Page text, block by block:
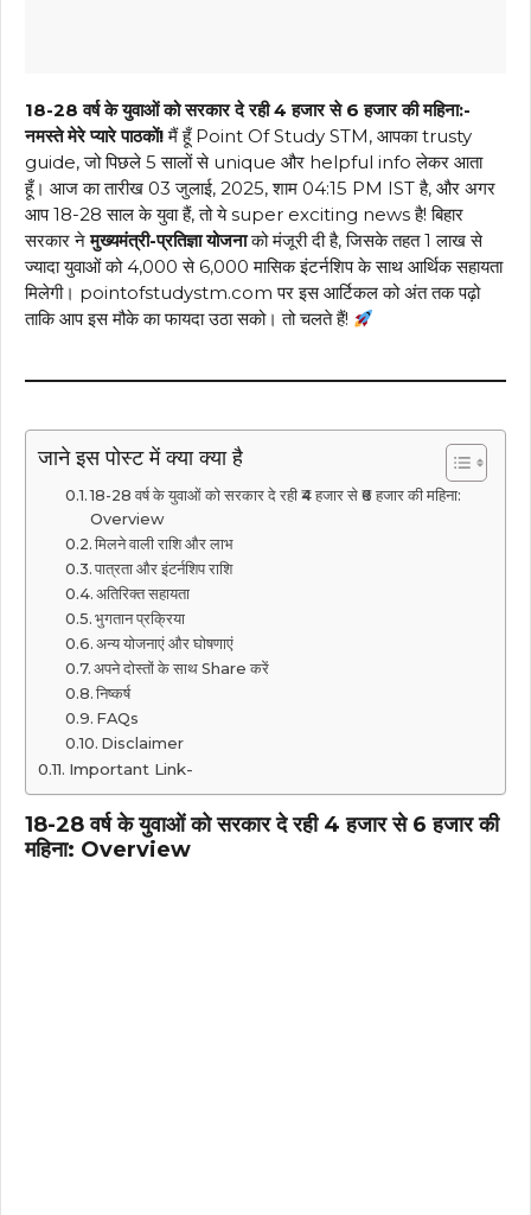
18-28 वर्ष के युवाओं को सरकार दे रही ₹4 हजार से ₹6 हजार की महिना:-
नमस्ते मेरे प्यारे पाठकों!मैं हूँ Point Of Study STM, आपका trusty
guide, जो पिछले 5 सालों से unique और helpful info लेकर आता
हूँ। आज का तारीख 03 जुलाई, 2025, शाम 04:15 PM IST है, और अगर
आप 18-28 साल के युवा हैं, तो ये super exciting news है! बिहार
सरकार नेमुख्यमंत्री-प्रतिज्ञा योजनाको मंजूरी दी है, जिसके तहत 1 लाख से
ज्यादा युवाओं को ₹4,000 से ₹6,000 मासिक इंटर्नशिप के साथ आर्थिक सहायता
मिलेगी। pointofstudystm.com पर इस आर्टिकल को अंत तक पढ़ो
ताकि आप इस मौके का फायदा उठा सको। तो चलते हैं!
जाने इस पोस्ट में क्या क्या है
18-28 वर्ष के युवाओं को सरकार दे रही ₹4 हजार से ₹6 हजार की महिना:
Overview
मिलने वाली राशि और लाभ
पात्रता और इंटर्नशिप राशि
अतिरिक्त सहायता
भुगतान प्रक्रिया
अन्य योजनाएं और घोषणाएं
अपने दोस्तों के साथ Share करें
निष्कर्ष
FAQs
Disclaimer
Important Link-
18-28 वर्ष के युवाओं को सरकार दे रही ₹4 हजार से ₹6 हजार की
महिना: Overview